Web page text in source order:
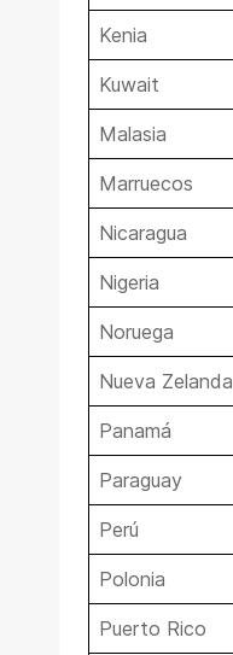
Kenia
Kuwait
Malasia
Marruecos
Nicaragua
Nigeria
Noruega
Nueva Zelanda
Panamá
Paraguay
Perú
Polonia
Puerto Rico